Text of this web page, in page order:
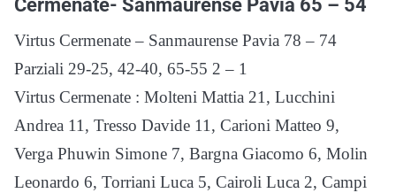
Cermenate- Sanmaurense Pavia 65 – 54
Virtus Cermenate – Sanmaurense Pavia 78 – 74
Parziali 29-25, 42-40, 65-55 2 – 1
Virtus Cermenate : Molteni Mattia 21, Lucchini
Andrea 11, Tresso Davide 11, Carioni Matteo 9,
Verga Phuwin Simone 7, Bargna Giacomo 6, Molin
Leonardo 6, Torriani Luca 5, Cairoli Luca 2, Campi